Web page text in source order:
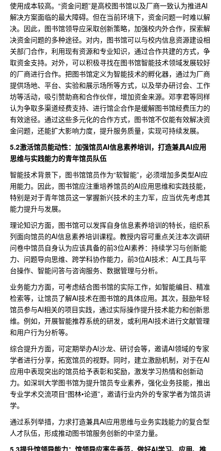
使用成本较高。“资金问题”是高校图书馆以及厂商一致认为推进AI
解决方案面临的最大障碍。但在当前环境下，资金问题一时难以解
决。因此，图书馆领导应采取创新策略，加强校内外合作，探索解
决资金问题的多种途径。对内，图书馆可以与校内信息资源建设相
关部门合作，利用现有资源和专业知识，通过合作共建的方式，争
取资金支持。对外，可以积极寻找在图书馆智能技术领域发展较好
的厂商进行合作。把图书馆定义为智能技术的孵化器，通过为厂商
提供场地、平台、实验和展示场所等方式，以及举办研讨会、工作
坊等活动，吸引赞助商和合作伙伴，增加资金来源。邓李君等同样
认为争取多渠道经费支持、进行馆企合作是缓解图书馆经费压力的
有效途径。通过这些多元化的合作方式，图书馆不仅能有效解决资
金问题，还能扩大影响力度，提升服务质量，实现可持续发展。
5.2激活馆员能动性：加强馆员AI信息素养培训，打造兼具AI应用
思维与实践能力的青年馆员队伍
智能技术背景下，图书馆馆员作为“软智能”，必须增加多类型AI应
用能力。因此，图书馆应注重培养馆员的AI应用思维和实践技能，
特别是对于青年馆员这一掌握新兴技术的主力军，应当优先考虑其
能力提升与发展。
理论知识方面，图书馆可以发挥自身信息素养培训的特长，组织系
列面向馆员的AI信息素养培训课程。教授内容可重点关注本次调研
问卷中馆员自身认为应该具备的前3位AI素养：持续学习与创新能
力、问题导向思维、跨学科协作能力，前3位AI技术：AI工具与平
台操作、智能问答与咨询服务、数据管理与分析。
业务能力方面，可考虑结合图书馆的实际工作，如智能编目、精准
检索等，让馆员了解AI技术在图书馆的具体应用。其次，鼓励年轻
馆员参与AI相关的项目实践，通过实际操作提升技术能力和创新思
维。例如，开展智能推荐系统的研发，或利用AI技术进行文献管理
和用户行为分析等。
综合提升方面，可定期举办AI沙龙、研讨会等，邀请AI领域的专家
学者进行分享，拓宽馆员的视野。同时，建立激励机制，对于在AI
应用中表现突出的馆员给予表彰和奖励，激发学习热情和创新动
力。如深圳大学图书馆为提升馆员专业素养，强化业务技能，推出
专业学术交流项目“图林•论道”，邀请行业内外的专家学者为馆员讲
学。
通过系列举措，力求打造兼具AI应用思维与业务实践能力的复合型
人才队伍，形成推动图书馆服务创新的中坚力量。